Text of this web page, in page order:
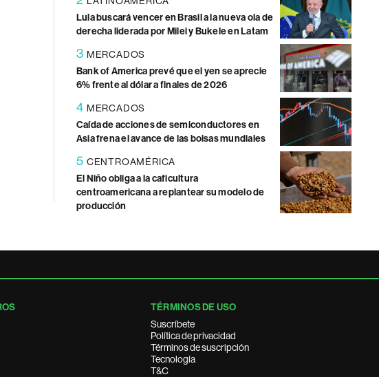
Lula buscará vencer en Brasil a la nueva ola de
derecha liderada por Milei y Bukele en Latam
3 MERCADOS
Bank of America prevé que el yen se aprecie
6% frente al dólar a finales de 2026
4 MERCADOS
Caída de acciones de semiconductores en
Asia frena el avance de las bolsas mundiales
5 CENTROAMÉRICA
El Niño obliga a la caficultura
centroamericana a replantear su modelo de
producción
TÉRMINOS DE USO
Suscríbete
Política de privacidad
Términos de suscripción
Tecnología
T&C